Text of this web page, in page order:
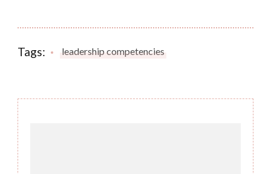
Tags: leadership competencies